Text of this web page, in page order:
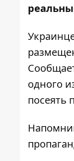
одного
посеять